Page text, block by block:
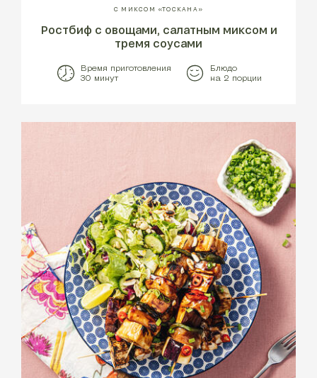
С МИКСОМ «ТОСКАНА»
Ростбиф с овощами, салатным миксом и
тремя соусами
Время приготовления
30 минут
Блюдо
на 2 порции